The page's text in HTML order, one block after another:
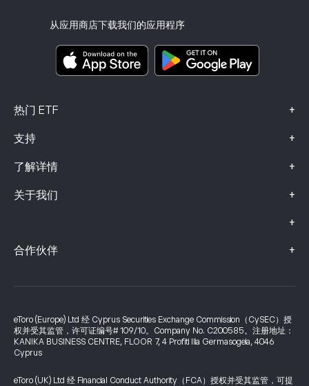
从应用商店下载我们的应用程序
热门 ETF +
支持 +
了解详情 +
关于我们 +
+
关键信息文档
投诉信息（FCA 客户）
合作伙伴 +
投资保险
eToro (Europe) Ltd 经 Cyprus Securities Exchange Commission（CySEC）授
权并受其监管，许可证编号# 109/10。Company No. C200585。注册地址：
KANIKA BUSINESS CENTRE, FLOOR 7, 4 Profiti Ilia Germasogeia, 4046
Cyprus
eToro (UK) Ltd 经 Financial Conduct Authority（FCA）授权并受其监管，可提